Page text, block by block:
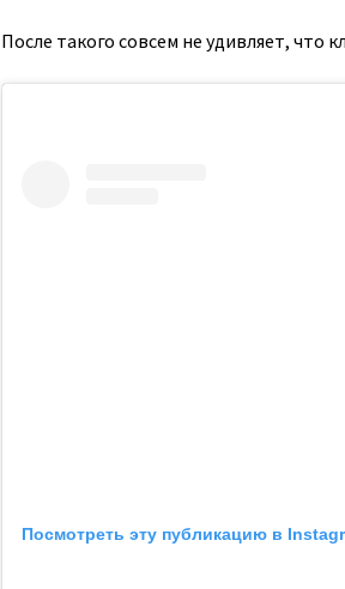
После такого совсем не удивляет, что
Посмотреть эту публикацию в